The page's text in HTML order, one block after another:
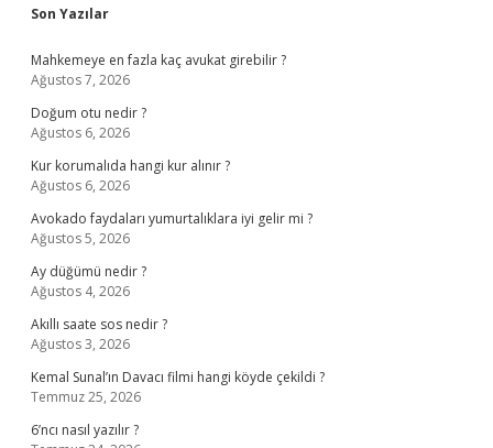
Sidebar
Son Yazılar
Mahkemeye en fazla kaç avukat girebilir ?
Ağustos 7, 2026
Doğum otu nedir ?
Ağustos 6, 2026
Kur korumalıda hangi kur alınır ?
Ağustos 6, 2026
Avokado faydaları yumurtalıklara iyi gelir mi ?
Ağustos 5, 2026
Ay düğümü nedir ?
Ağustos 4, 2026
Akıllı saate sos nedir ?
Ağustos 3, 2026
Kemal Sunal’ın Davacı filmi hangi köyde çekildi ?
Temmuz 25, 2026
6’ncı nasıl yazılır ?